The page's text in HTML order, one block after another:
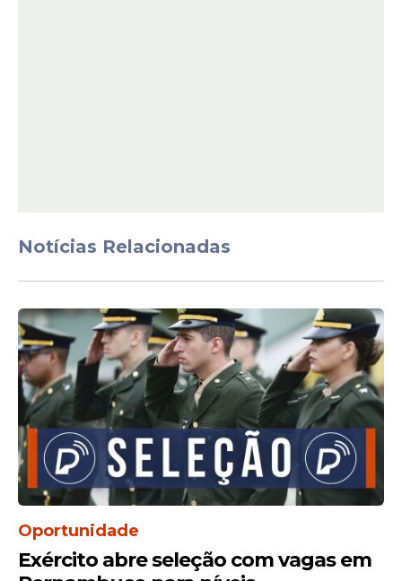
Etapas da seleção
O processo seletivo contará com avaliação
documental e análise técnico-
comportamental para todos os cargos.
Algumas funções terão etapas
adicionais.Os cargos de Motorista B,
Tratorista e Operador de Retroescavadeira
exigirão prova prática. Já os cargos de nível
superior também passarão por avaliação
de títulos.
Notícias Relacionadas
Oportunidade
Exército abre seleção com vagas em